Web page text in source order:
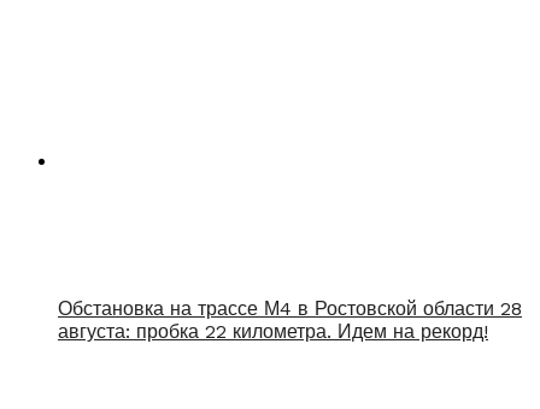
Обстановка на трассе М4 в Ростовской области 28
августа: пробка 22 километра. Идем на рекорд!